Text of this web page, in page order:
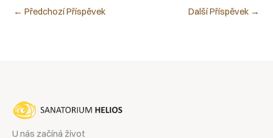
← Předchozí Příspěvek Další Příspěvek →
U nás začíná život